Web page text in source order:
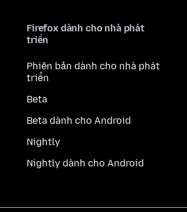
Firefox dành cho nhà phát
triển
Phiên bản dành cho nhà phát
triển
Beta
Beta dành cho Android
Nightly
Nightly dành cho Android